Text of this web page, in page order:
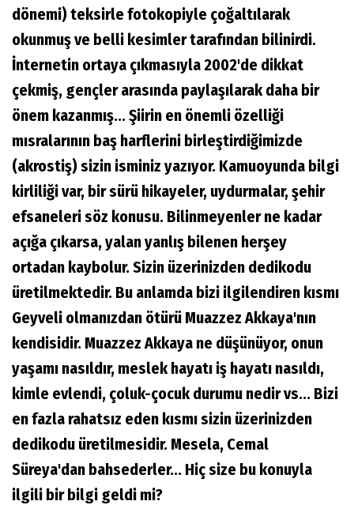
dönemi) teksirle fotokopiyle çoğaltılarak
okunmuş ve belli kesimler tarafından bilinirdi.
İnternetin ortaya çıkmasıyla 2002'de dikkat
çekmiş, gençler arasında paylaşılarak daha bir
önem kazanmış... Şiirin en önemli özelliği
mısralarının baş harflerini birleştirdiğimizde
(akrostiş) sizin isminiz yazıyor. Kamuoyunda bilgi
kirliliği var, bir sürü hikayeler, uydurmalar, şehir
efsaneleri söz konusu. Bilinmeyenler ne kadar
açığa çıkarsa, yalan yanlış bilenen herşey
ortadan kaybolur. Sizin üzerinizden dedikodu
üretilmektedir. Bu anlamda bizi ilgilendiren kısmı
Geyveli olmanızdan ötürü Muazzez Akkaya'nın
kendisidir. Muazzez Akkaya ne düşünüyor, onun
yaşamı nasıldır, meslek hayatı iş hayatı nasıldı,
kimle evlendi, çoluk-çocuk durumu nedir vs... Bizi
en fazla rahatsız eden kısmı sizin üzerinizden
dedikodu üretilmesidir. Mesela, Cemal
Süreya'dan bahsederler... Hiç size bu konuyla
ilgili bir bilgi geldi mi?